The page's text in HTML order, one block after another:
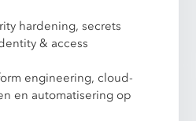
hardening, secrets
& access
engineering, cloud-
en automatisering op